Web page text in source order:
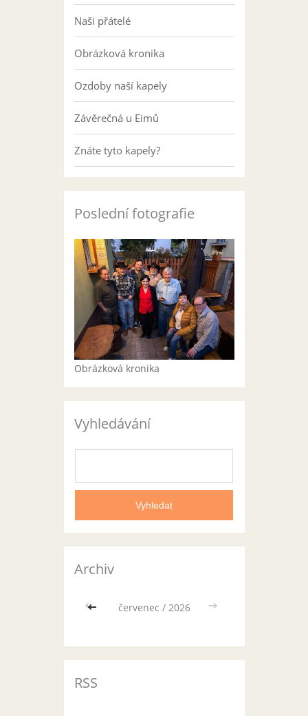
Naši přátelé
Obrázková kronika
Ozdoby naší kapely
Závěrečná u Eimů
Znáte tyto kapely?
Poslední fotografie
Obrázková kronika
Vyhledávání
Archiv
<< červenec / 2026 >>
RSS